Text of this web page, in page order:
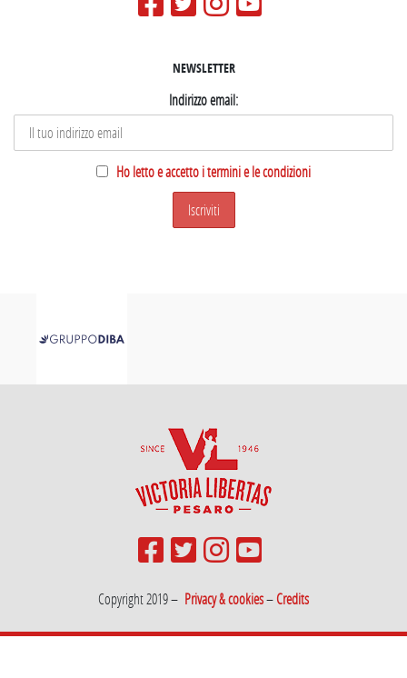
NEWSLETTER
Indirizzo email:
Ho letto e accetto i termini e le condizioni
Copyright 2019 – Privacy & cookies–Credits